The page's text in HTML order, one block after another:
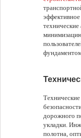
дорожного
укладки.
полотна,